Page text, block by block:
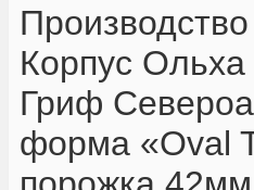
Корпус Ольха
Гриф
форма «Oval